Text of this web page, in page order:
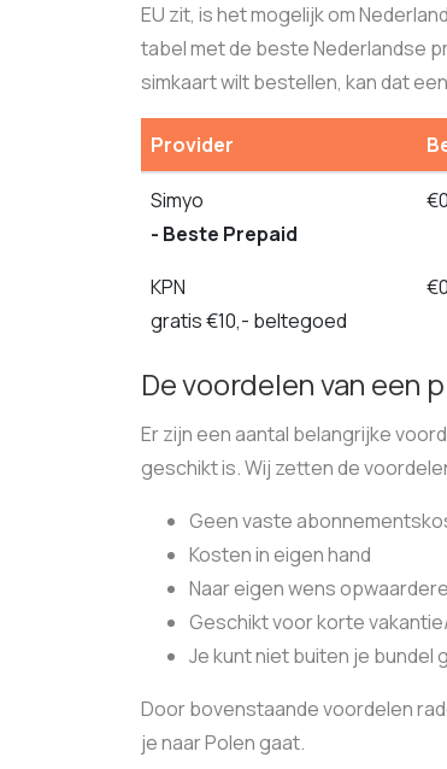
EU zit, is het mogelijk om
tabel met de beste Nederlandse
simkaart wilt bestellen, kan dat
Provider
Simyo
- Beste Prepaid
KPN
gratis €10,- beltegoed
De voordelen van een
Er zijn een aantal belangrijke
geschikt is. Wij zetten de
Geen vaste
Kosten in eigen hand
Naar eigen wens
Geschikt voor korte
Je kunt niet buiten je bundel
Door bovenstaande voordelen
je naar Polen gaat.